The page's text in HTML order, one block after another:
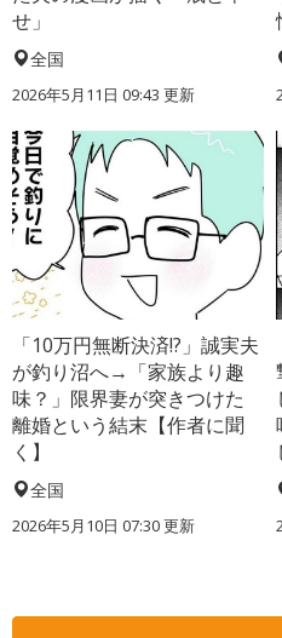
せ」
全国
2026年5月11日 09:43 更新
「10万円無断決済!?」誠実夫
が釣り沼へ→「家族より趣
味？」限界妻が突きつけた
離婚という結末【作者に聞
く】
全国
2026年5月10日 07:30 更新